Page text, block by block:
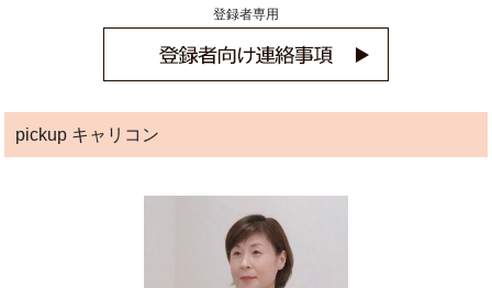
登録者専用
pickup キャリコン